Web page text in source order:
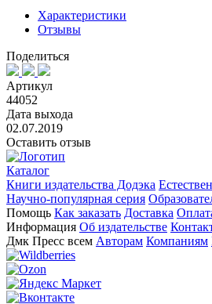
Характеристики
Отзывы
Поделиться
Артикул
44052
Дата выхода
02.07.2019
Оставить отзыв
Каталог
Книги издательства Додэка
Научно-популярная серия
Помощь Как заказать Доставка
Информация Об издательстве
Дмк Пресс всем Авторам Компаниям